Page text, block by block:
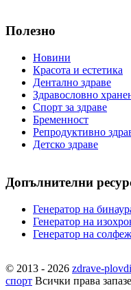
Полезно
Новини
Красота и естетика
Дентално здраве
Здравословно
Спорт за здраве
Бременност
Репродуктивно
Детско здраве
Допълнителни
Генератор на
Генератор на
Генератор на
© 2013 - 2026 zdrave-
спорт Всички права